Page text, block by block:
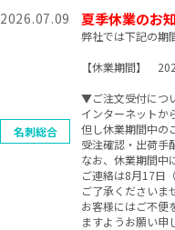
2026.07.09 夏季休業のお
弊社では下記の期
【休業期間】
▼ご注文受付につ
インターネットか
但し休業期間中の
受注確認・出荷手
なお、休業期間中
ご連絡は8月17日
ご了承くださいま
お客様にはご不便
ますようお願い申
名刺総合